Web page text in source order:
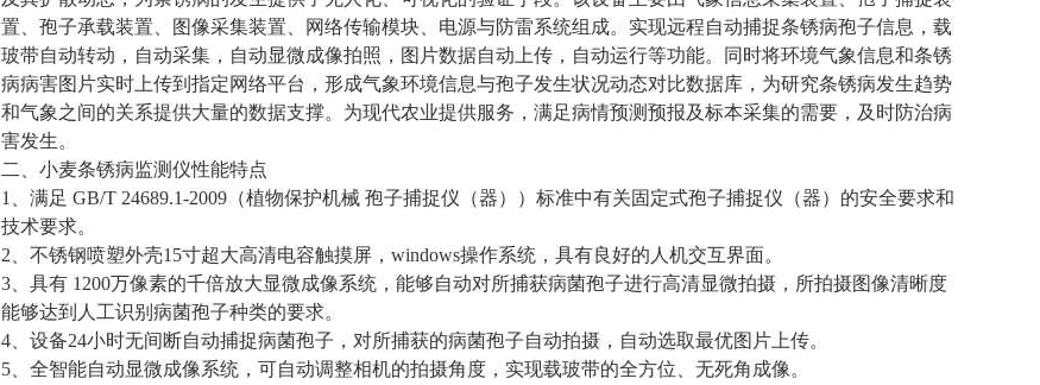
置、孢子承载装置、图像采集装置、网络传输模块、电源与防雷系统组成。实现远程自动捕捉条锈病孢子信息，载
玻带自动转动，自动采集，自动显微成像拍照，图片数据自动上传，自动运行等功能。同时将环境气象信息和条锈
病病害图片实时上传到指定网络平台，形成气象环境信息与孢子发生状况动态对比数据库，为研究条锈病发生趋势
和气象之间的关系提供大量的数据支撑。为现代农业提供服务，满足病情预测预报及标本采集的需要，及时防治病
害发生。
二、小麦条锈病监测仪性能特点
1、满足 GB/T 24689.1-2009（植物保护机械 孢子捕捉仪（器））标准中有关固定式孢子捕捉仪（器）的安全要求和
技术要求。
2、不锈钢喷塑外壳15寸超大高清电容触摸屏，windows操作系统，具有良好的人机交互界面。
3、具有 1200万像素的千倍放大显微成像系统，能够自动对所捕获病菌孢子进行高清显微拍摄，所拍摄图像清晰度
能够达到人工识别病菌孢子种类的要求。
4、设备24小时无间断自动捕捉病菌孢子，对所捕获的病菌孢子自动拍摄，自动选取最优图片上传。
5、全智能自动显微成像系统，可自动调整相机的拍摄角度，实现载玻带的全方位、无死角成像。